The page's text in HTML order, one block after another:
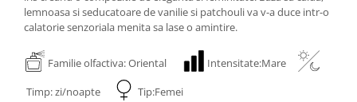
lemnoasa si seducatoare de vanilie si patchouli va v-a duce intr-o
calatorie senzoriala menita sa lase o amintire.
Familie olfactiva: Oriental Intensitate:Mare
Timp: zi/noapte Tip:Femei